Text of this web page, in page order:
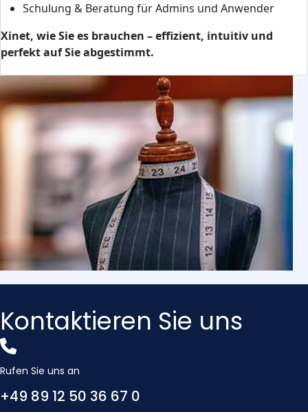
Schulung & Beratung für Admins und Anwender
Xinet, wie Sie es brauchen – effizient, intuitiv und
perfekt auf Sie abgestimmt.
Kontaktieren Sie uns
Rufen Sie uns an
+49 89 12 50 36 67 0